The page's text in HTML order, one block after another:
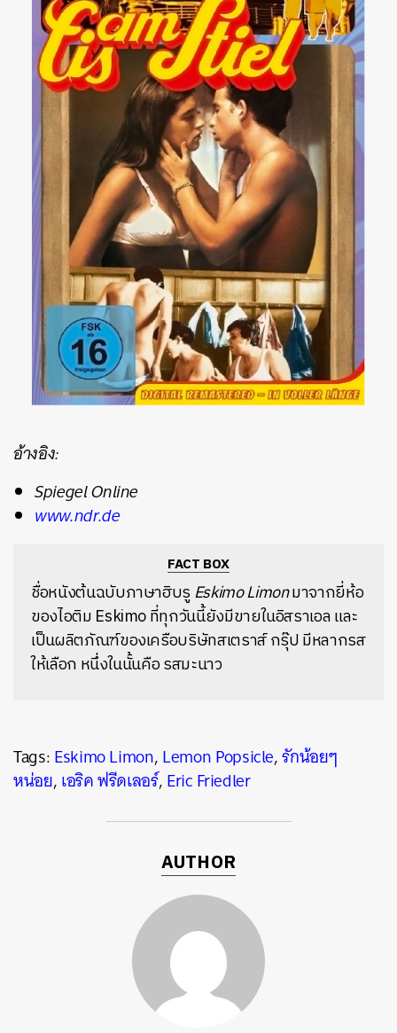
อ้างอิง:
Spiegel Online
www.ndr.de
FACT BOX
ชื่อหนังต้นฉบับภาษาฮิบรูEskimo Limonมาจากยี่ห้อ
ของไอติม Eskimo ที่ทุกวันนี้ยังมีขายในอิสราเอล และ
เป็นผลิตภัณฑ์ของเครือบริษัทสเตราส์ กรุ๊ป มีหลากรส
ให้เลือก หนึ่งในนั้นคือ รสมะนาว
Tags:Eskimo Limon,Lemon Popsicle,รักน้อยๆ
หน่อย,เอริค ฟรีดเลอร์,Eric Friedler
AUTHOR